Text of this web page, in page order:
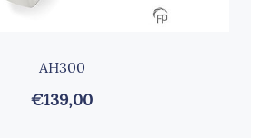
AH300
€139,00